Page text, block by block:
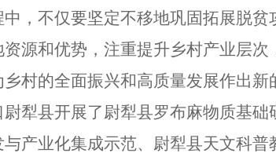
，不仅要坚定不移地巩固拓展脱贫
源和优势，注重提升乡村产业层次
村的全面振兴和高质量发展作出新
犁县开展了尉犁县罗布麻物质基础
产业化集成示范、尉犁县天文科普